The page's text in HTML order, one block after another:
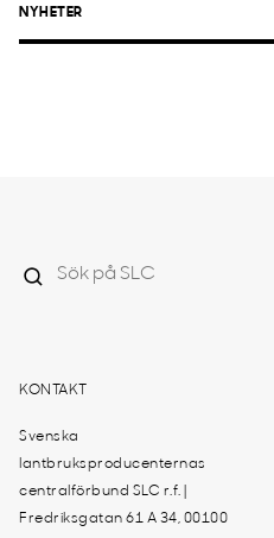
NYHETER
KONTAKT
Svenska
lantbruksproducenternas
centralförbund SLC r.f. |
Fredriksgatan 61 A 34, 00100